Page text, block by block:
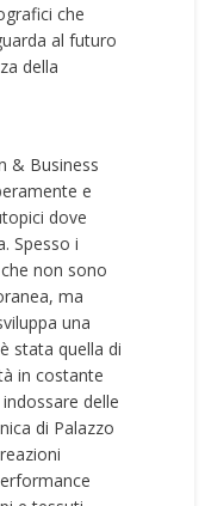
che
al futuro
della
& Business
e
dove
Spesso i
non sono
ma
una
stata quella di
in costante
delle
di Palazzo